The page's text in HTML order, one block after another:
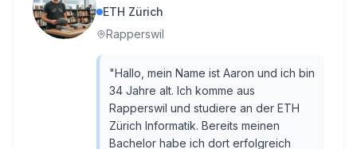
ETH Zürich
Rapperswil
"Hallo, mein Name ist Aaron und ich bin
34 Jahre alt. Ich komme aus
Rapperswil und studiere an der ETH
Zürich Informatik. Bereits meinen
Bachelor habe ich dort erfolgreich